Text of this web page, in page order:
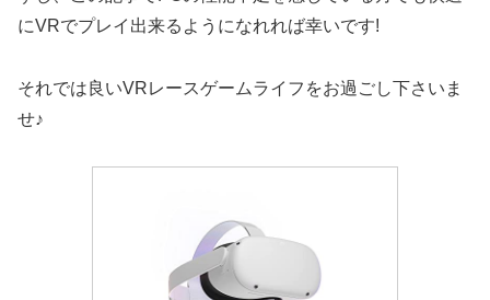
にVRでプレイ出来るようになれれば幸いです!
それでは良いVRレースゲームライフをお過ごし下さいま
せ♪